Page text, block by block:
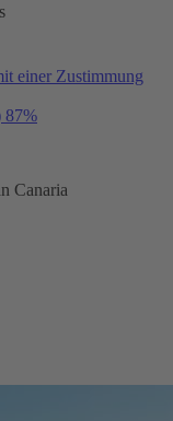
einer Zustimmung
87%
Canaria